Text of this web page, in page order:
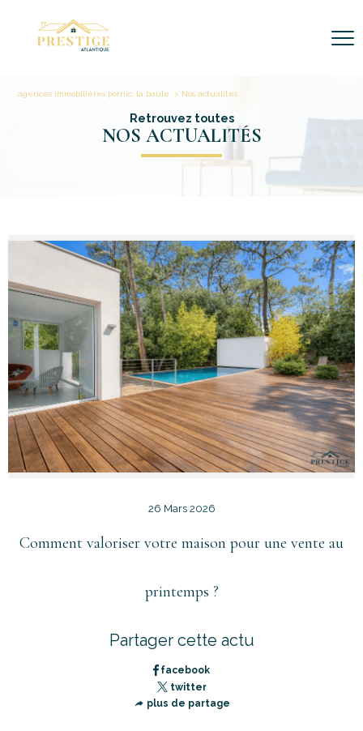
agences immobilières pornic, la baule Nos actualites
Retrouvez toutes
NOS ACTUALITÉS
26 Mars 2026
Comment valoriser votre maison pour une vente au
printemps ?
Partager cette actu
facebook
twitter
plus de partage